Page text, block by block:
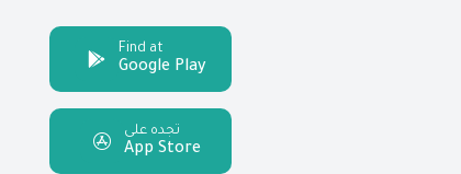
Find at
Google Play
تجده على
App Store